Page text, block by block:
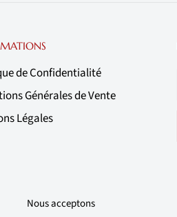
de Confidentialité
Générales de Vente
Légales
Nous acceptons